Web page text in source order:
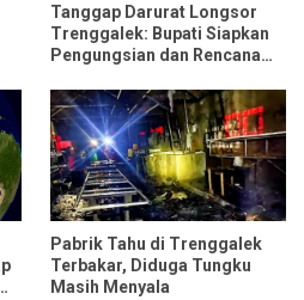
Tanggap Darurat Longsor
Trenggalek: Bupati Siapkan
Pengungsian dan Rencana
Pabrik Tahu di Trenggalek
Terbakar, Diduga Tungku
Masih Menyala